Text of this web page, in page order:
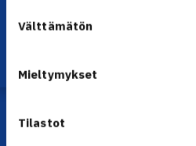
valinta
Välttämätön
Mieltymykset
Tilastot
Lataa OmaTennis!